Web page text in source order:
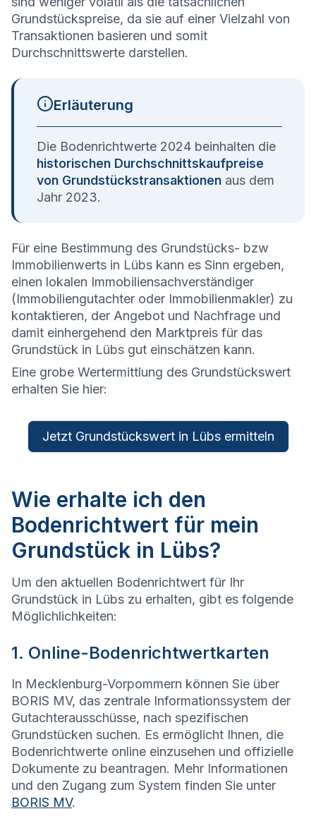
Grundstückspreise, da sie auf einer Vielzahl von
Transaktionen basieren und somit
Durchschnittswerte darstellen.
Erläuterung
Die Bodenrichtwerte 2024 beinhalten die
historischen Durchschnittskaufpreise
von Grundstückstransaktionen aus dem
Jahr 2023.
Für eine Bestimmung des Grundstücks- bzw
Immobilienwerts in Lübs kann es Sinn ergeben,
einen lokalen Immobiliensachverständiger
(Immobiliengutachter oder Immobilienmakler) zu
kontaktieren, der Angebot und Nachfrage und
damit einhergehend den Marktpreis für das
Grundstück in Lübs gut einschätzen kann.
Eine grobe Wertermittlung des Grundstückswert
erhalten Sie hier:
Jetzt Grundstückswert in Lübs ermitteln
Wie erhalte ich den
Bodenrichtwert für mein
Grundstück in Lübs?
Um den aktuellen Bodenrichtwert für Ihr
Grundstück in Lübs zu erhalten, gibt es folgende
Möglichlichkeiten:
1. Online-Bodenrichtwertkarten
In Mecklenburg-Vorpommern können Sie über
BORIS MV, das zentrale Informationssystem der
Gutachterausschüsse, nach spezifischen
Grundstücken suchen. Es ermöglicht Ihnen, die
Bodenrichtwerte online einzusehen und offizielle
Dokumente zu beantragen. Mehr Informationen
und den Zugang zum System finden Sie unter
BORIS MV.